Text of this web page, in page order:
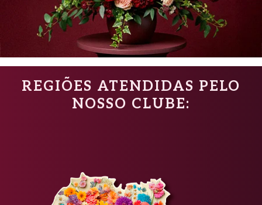
REGIÕES ATENDIDAS PELO
NOSSO CLUBE: